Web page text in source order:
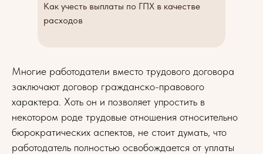
Как учесть выплаты по ГПХ в качестве
расходов
Многие работодатели вместо трудового договора
заключают договор гражданско-правового
характера. Хоть он и позволяет упростить в
некотором роде трудовые отношения относительно
бюрократических аспектов, не стоит думать, что
работодатель полностью освобождается от уплаты